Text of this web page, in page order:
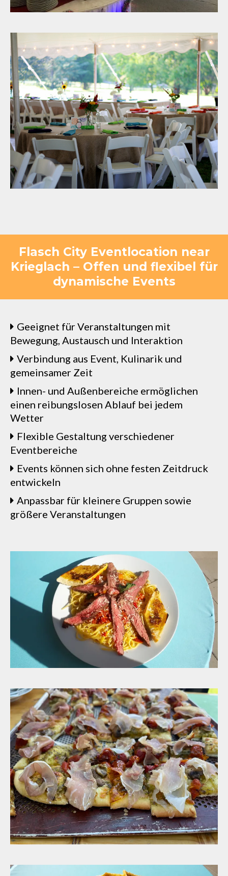
Flasch City Eventlocation near
Krieglach – Offen und flexibel für
dynamische Events
Geeignet für Veranstaltungen mit
Bewegung, Austausch und Interaktion
Verbindung aus Event, Kulinarik und
gemeinsamer Zeit
Innen- und Außenbereiche ermöglichen
einen reibungslosen Ablauf bei jedem
Wetter
Flexible Gestaltung verschiedener
Eventbereiche
Events können sich ohne festen Zeitdruck
entwickeln
Anpassbar für kleinere Gruppen sowie
größere Veranstaltungen